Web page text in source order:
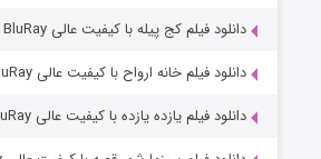
دانلود فیلم کج‌ پیله با کیفیت عالی BluRay
دانلود فیلم خانه ارواح با کیفیت عالی BluRay
دانلود فیلم یازده یازده با کیفیت عالی BluRay